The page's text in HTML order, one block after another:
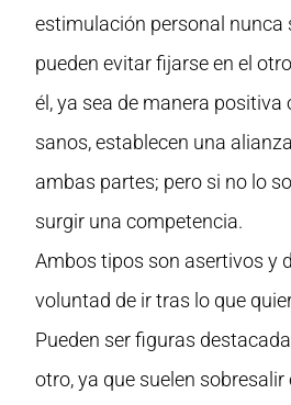
estimulación personal nunca
pueden evitar fijarse en el
él, ya sea de manera positiva
sanos, establecen una
ambas partes; pero si no lo
surgir una competencia.
Ambos tipos son asertivos y
voluntad de ir tras lo que
Pueden ser figuras
otro, ya que suelen